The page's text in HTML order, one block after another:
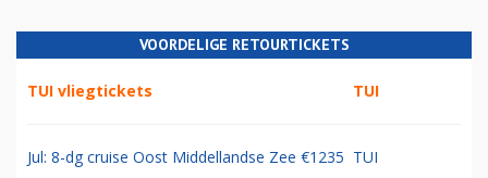
VOORDELIGE RETOURTICKETS
TUI vliegtickets TUI
Jul: 8-dg cruise Oost Middellandse Zee €1235 TUI